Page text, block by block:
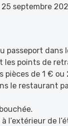
septembre
passeport dans
les points de
pièces de 1 € ou
le restaurant
l’extérieur de